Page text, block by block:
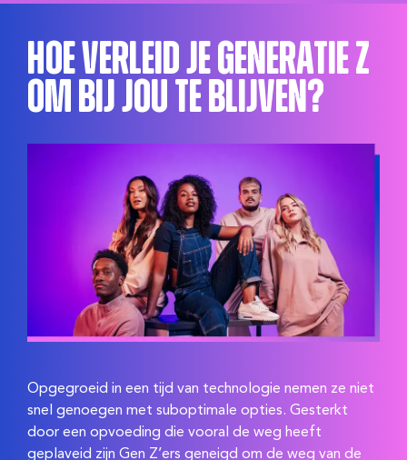
Hoe verleid je Generatie Z
om bij jou te blijven?
Opgegroeid in een tijd van technologie nemen ze niet
snel genoegen met suboptimale opties. Gesterkt
door een opvoeding die vooral de weg heeft
geplaveid zijn Gen Z’ers geneigd om de weg van de